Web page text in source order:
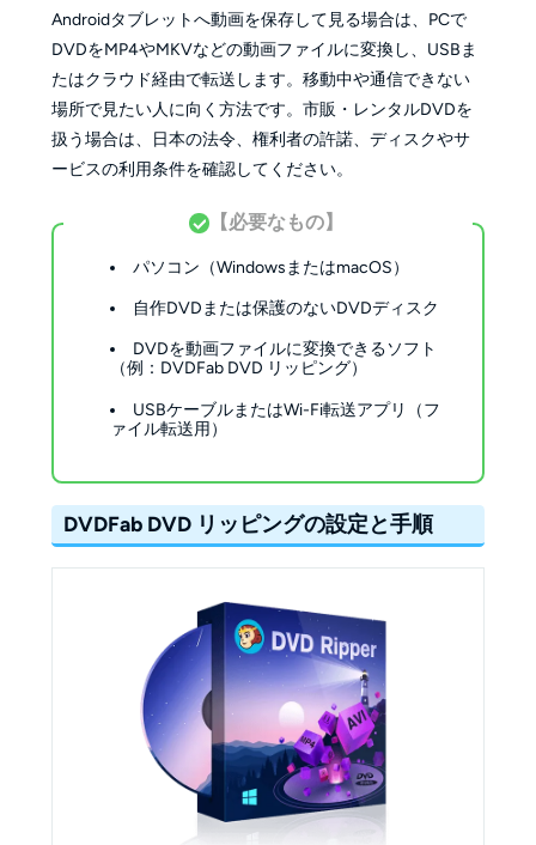
Androidタブレットへ動画を保存して見る場合は、PCで
DVDをMP4やMKVなどの動画ファイルに変換し、USBま
たはクラウド経由で転送します。移動中や通信できない
場所で見たい人に向く方法です。市販・レンタルDVDを
扱う場合は、日本の法令、権利者の許諾、ディスクやサ
ービスの利用条件を確認してください。
【必要なもの】
パソコン（WindowsまたはmacOS）
自作DVDまたは保護のないDVDディスク
DVDを動画ファイルに変換できるソフト
（例：DVDFab DVD リッピング）
USBケーブルまたはWi-Fi転送アプリ（フ
ァイル転送用）
DVDFab DVD リッピングの設定と手順